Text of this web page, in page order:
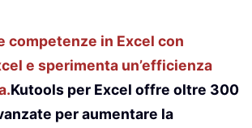
competenze in Excel con
e sperimenta un’efficienza
Kutools per Excel offre oltre 300
per aumentare la